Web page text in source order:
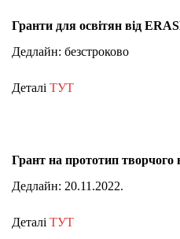
Гранти для освітян від
Дедлайн: безстроково
Деталі ТУТ
Грант на прототип творчого
Дедлайн: 20.11.2022.
Деталі ТУТ